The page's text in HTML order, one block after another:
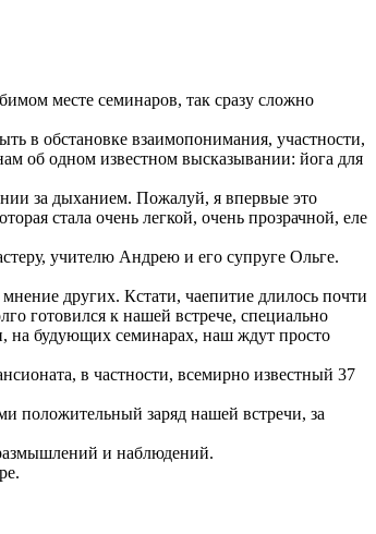
месте семинаров, так сразу сложно
в обстановке взаимопонимания, участности,
об одном известном высказывании: йога для
за дыханием. Пожалуй, я впервые это
стала очень легкой, очень прозрачной, еле
учителю Андрею и его супруге Ольге.
других. Кстати, чаепитие длилось почти
готовился к нашей встрече, специально
на будующих семинарах, наш ждут просто
в частности, всемирно известный 37
положительный заряд нашей встречи, за
и наблюдений.